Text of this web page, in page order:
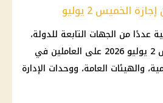
الخميس 2 يوليو
عددًا من الجهات التابعة للدولة،
الخميس 2 يوليو 2026 على العاملين في
والهيئات العامة، ووحدات الإدارة